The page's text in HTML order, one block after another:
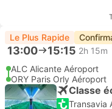
Le Plus Rapide
13:00 15:15 2h 15m
ALC Alicante Aéroport
ORY Paris Orly Aéroport
Classe
Transavia